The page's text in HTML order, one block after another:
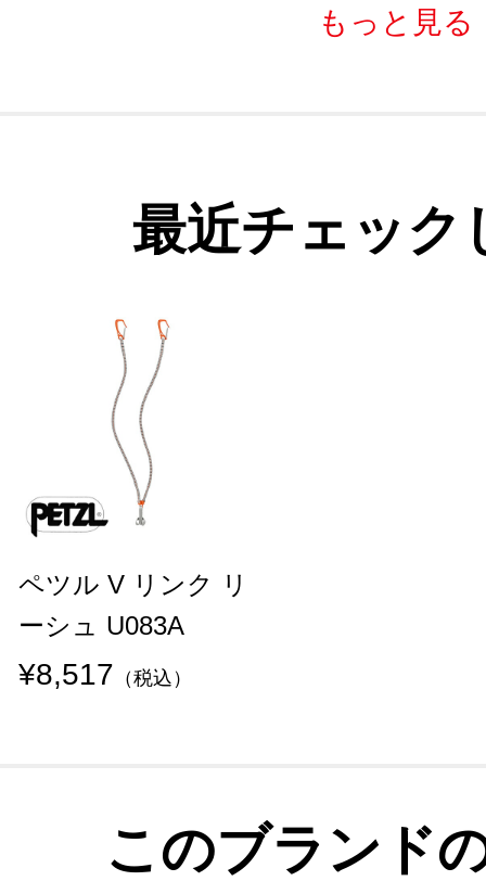
もっと見る
最近チェック
ペツル V リンク リ
ーシュ U083A
¥8,517 （税込）
このブランド